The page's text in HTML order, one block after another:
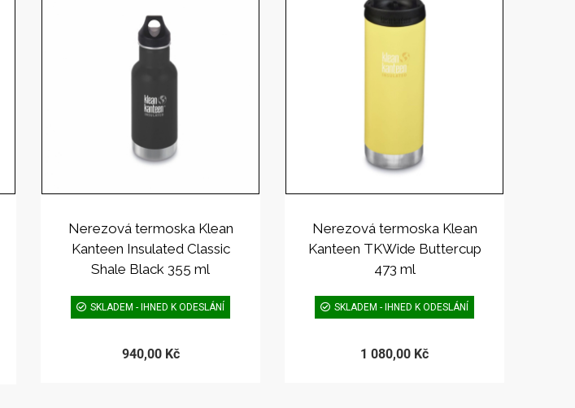
Nerezová termoska Klean
Kanteen Insulated Classic
Shale Black 355 ml
SKLADEM - IHNED K ODESLÁNÍ
940,00 Kč
Nerezová termoska Klean
Kanteen TKWide Buttercup
473 ml
SKLADEM - IHNED K ODESLÁNÍ
1 080,00 Kč